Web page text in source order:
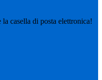
casella di posta elettronica!